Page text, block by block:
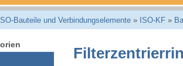
Bauteile und Verbindungselemente» ISO-KF»